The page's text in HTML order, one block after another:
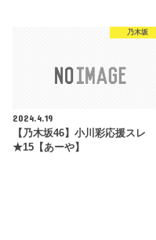
乃木坂
2024.4.19
【乃木坂46】小川彩応援スレ
★15【あーや】